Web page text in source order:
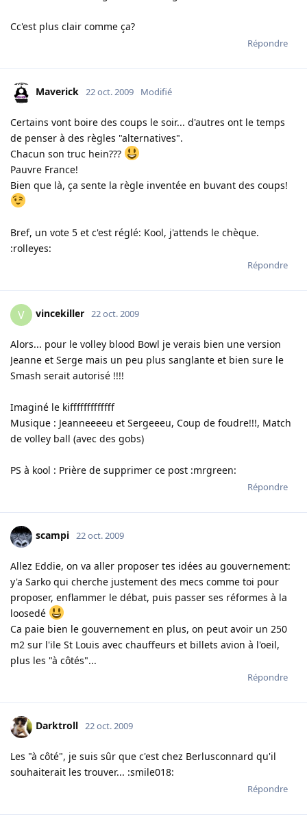
Cc'est plus clair comme ça?
Répondre
Maverick 22 oct. 2009 Modifié
Certains vont boire des coups le soir... d'autres ont le temps
de penser à des règles "alternatives".
Chacun son truc hein???
Pauvre France!
Bien que là, ça sente la règle inventée en buvant des coups!
Bref, un vote 5 et c'est réglé: Kool, j'attends le chèque.
:rolleyes:
Répondre
V vincekiller 22 oct. 2009
Alors... pour le volley blood Bowl je verais bien une version
Jeanne et Serge mais un peu plus sanglante et bien sure le
Smash serait autorisé !!!!
Imaginé le kifffffffffffff
Musique : Jeanneeeeu et Sergeeeu, Coup de foudre!!!, Match
de volley ball (avec des gobs)
PS à kool : Prière de supprimer ce post :mrgreen:
Répondre
scampi 22 oct. 2009
Allez Eddie, on va aller proposer tes idées au gouvernement:
y'a Sarko qui cherche justement des mecs comme toi pour
proposer, enflammer le débat, puis passer ses réformes à la
loosedé
Ca paie bien le gouvernement en plus, on peut avoir un 250
m2 sur l'ile St Louis avec chauffeurs et billets avion à l'oeil,
plus les "à côtés"...
Répondre
Darktroll 22 oct. 2009
Les "à côté", je suis sûr que c'est chez Berlusconnard qu'il
souhaiterait les trouver... :smile018:
Répondre